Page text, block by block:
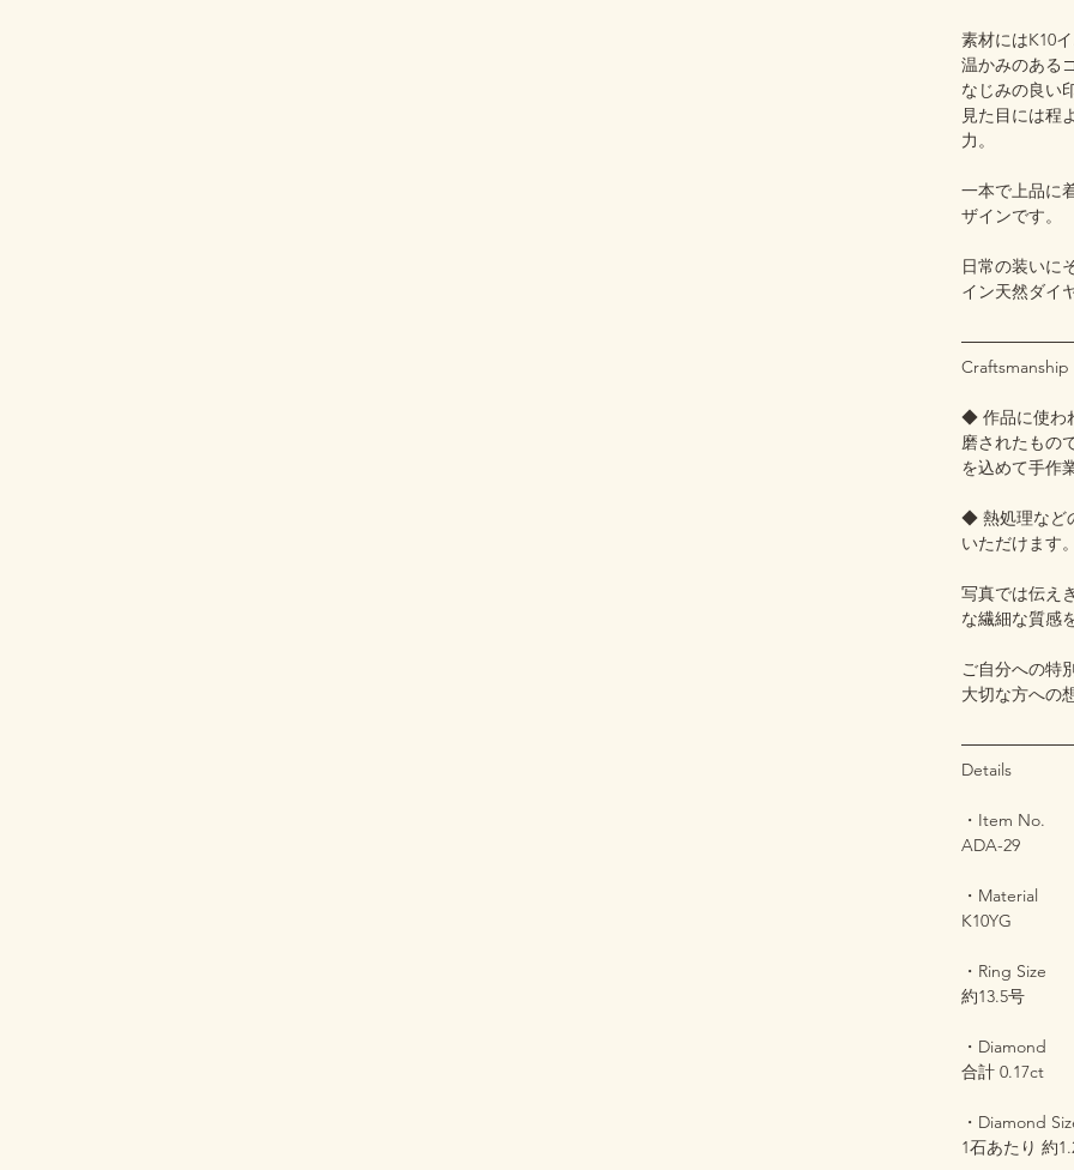
素材にはK10
温かみのある
なじみの良い
見た目には程
力。
一本で上品に
ザインです。
日常の装いに
イン天然ダイ
Craftsmanship
◆ 作品に使わ
磨されたもの
を込めて手作
◆ 熱処理など
いただけます。
写真では伝え
な繊細な質感
ご自分への特
大切な方への
Details
・Item No.
ADA-29
・Material
K10YG
・Ring Size
約13.5号
・Diamond
合計 0.17ct
・Diamond
1石あたり 約